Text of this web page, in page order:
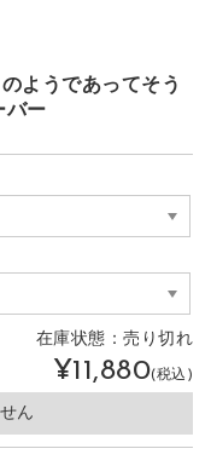
ようであってそう
バー
在庫状態：売り切れ
¥11,880(税込)
ん